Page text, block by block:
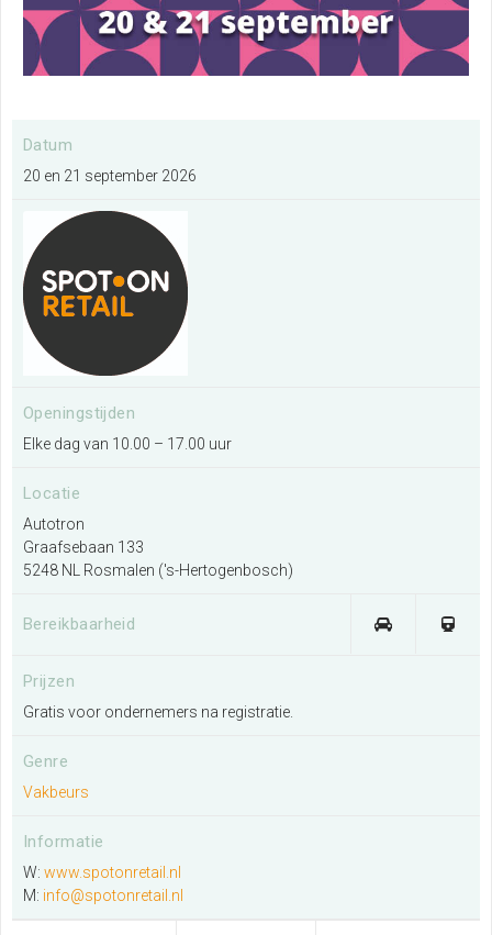
Ik exposeer op deze locatie
bekijken
Meer informatie
Datum
20 en 21 september 2026
Openingstijden
Elke dag van 10.00 – 17.00 uur
Locatie
Autotron
Graafsebaan 133
5248 NL Rosmalen ('s-Hertogenbosch)
Bereikbaarheid
Prijzen
Gratis voor ondernemers na registratie.
Genre
Vakbeurs
Informatie
W: www.spotonretail.nl
M: info@spotonretail.nl